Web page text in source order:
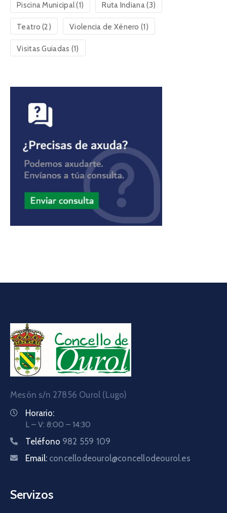
Piscina Municipal(1) Ruta Indiana(3)
Teatro (2) Violencia de Xénero (1)
Visitas Guiadas (1)
Mesón s/n 27856 Ourol (Lugo)
Horario:
L – V: 8:00 – 14:30
Teléfono 982 559 109
Email: concellodeourol@concellodeourol.es
Servizos